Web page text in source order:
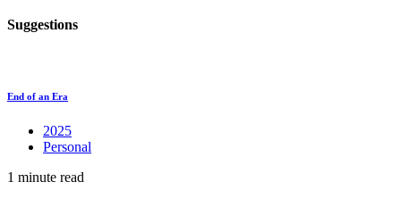
Suggestions
End of an Era
2025
Personal
1 minute read